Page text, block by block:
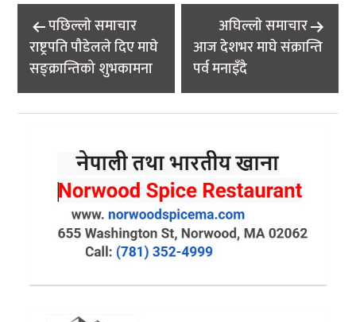
Post
navigation
पछिल्लाे समाचार
राष्ट्रपति पौडेलले दिए माघे
सङ्क्रान्तिको शुभकामना
अघिल्लाे समाचार
आज देशभर माघे संक्रान्ति
पर्व मनाइँदै